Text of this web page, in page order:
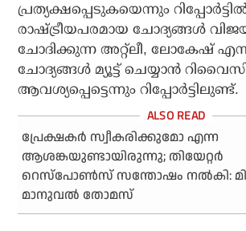
പ്രത്യക്ഷപ്പെടുകയെന്നും
രാഷ്ട്രീയപരമായ ചോദ്യങ്ങള്‍
ചോദിക്കുന്ന അറ്റ്‌ലീ, ലോകേഷ്
ചോദ്യങ്ങള്‍ മ്യൂട്ട് ചെയ്യാന്‍
ആവശ്യപ്പെട്ടെന്നും റിപ്പോര്‍ട്ടിലുണ്ട്.
പ്രേക്ഷകര്‍ സ്വീകരിക്കുമോ എന്ന
ആശങ്കയുണ്ടായിരുന്നു; തിയേറ്റര്‍
റെസ്‌പോണ്‍സ് സന്തോഷം നല്‍കി:
മാനുവല്‍ തോമസ്